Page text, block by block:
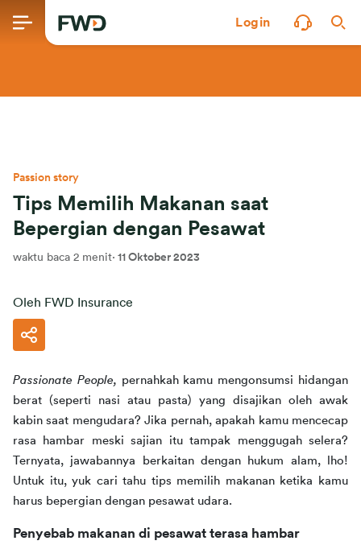
Login
Passion story
Tips Memilih Makanan saat
Bepergian dengan Pesawat
waktu baca 2 menit· 11 Oktober 2023
Oleh FWD Insurance
Passionate People, pernahkah kamu mengonsumsi hidangan
berat (seperti nasi atau pasta) yang disajikan oleh awak
kabin saat mengudara? Jika pernah, apakah kamu mencecap
rasa hambar meski sajian itu tampak menggugah selera?
Ternyata, jawabannya berkaitan dengan hukum alam, lho!
Untuk itu, yuk cari tahu tips memilih makanan ketika kamu
harus bepergian dengan pesawat udara.
Penyebab makanan di pesawat terasa hambar